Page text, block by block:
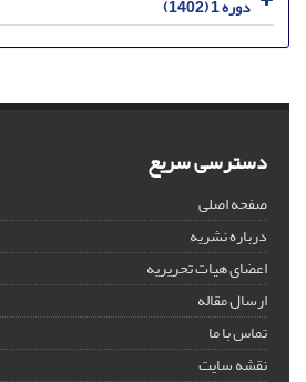
دوره 1 (1402)
دسترسی سریع
صفحه اصلی
درباره نشریه
اعضای هیات تحریریه
ارسال مقاله
تماس با ما
نقشه سایت